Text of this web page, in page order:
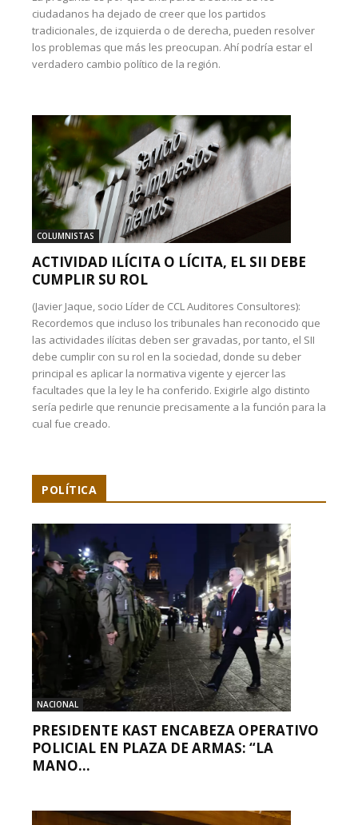
ciudadanos ha dejado de creer que los partidos
tradicionales, de izquierda o de derecha, pueden resolver
los problemas que más les preocupan. Ahí podría estar el
verdadero cambio político de la región.
COLUMNISTAS
ACTIVIDAD ILÍCITA O LÍCITA, EL SII DEBE
CUMPLIR SU ROL
(Javier Jaque, socio Líder de CCL Auditores Consultores):
Recordemos que incluso los tribunales han reconocido que
las actividades ilícitas deben ser gravadas, por tanto, el SII
debe cumplir con su rol en la sociedad, donde su deber
principal es aplicar la normativa vigente y ejercer las
facultades que la ley le ha conferido. Exigirle algo distinto
sería pedirle que renuncie precisamente a la función para la
cual fue creado.
POLÍTICA
NACIONAL
PRESIDENTE KAST ENCABEZA OPERATIVO
POLICIAL EN PLAZA DE ARMAS: “LA
MANO...